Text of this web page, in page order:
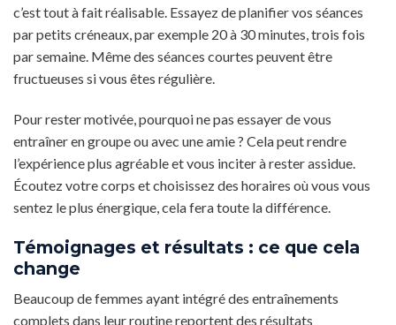
c’est tout à fait réalisable. Essayez de planifier vos séances
par petits créneaux, par exemple 20 à 30 minutes, trois fois
par semaine. Même des séances courtes peuvent être
fructueuses si vous êtes régulière.
Pour rester motivée, pourquoi ne pas essayer de vous
entraîner en groupe ou avec une amie ? Cela peut rendre
l’expérience plus agréable et vous inciter à rester assidue.
Écoutez votre corps et choisissez des horaires où vous vous
sentez le plus énergique, cela fera toute la différence.
Témoignages et résultats : ce que cela
change
Beaucoup de femmes ayant intégré des entraînements
complets dans leur routine reportent des résultats